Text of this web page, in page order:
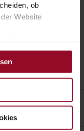
ob
Website
out faster, keep
more.